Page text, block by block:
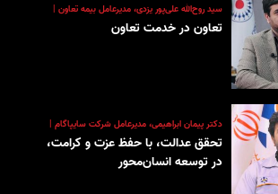
سید روح‌الله علی‌پور یزدی‌، مدیرعامل بیمه تعاون |
تعاون در خدمت تعاون
دکتر پیمان ابراهیمی، مدیرعامل شرکت سایپاگام |
تحقق عدالت، با حفظ عزت و کرامت،
در توسعه انسان‌محور